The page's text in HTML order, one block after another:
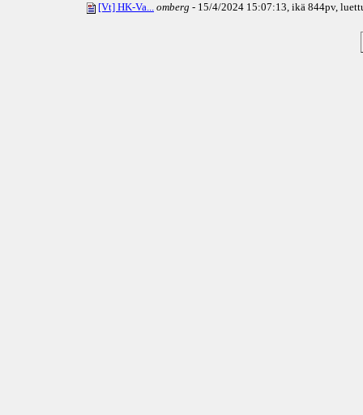
[Vt] HK-Va... omberg - 15/4/2024 15:07:13, ikä 844pv,